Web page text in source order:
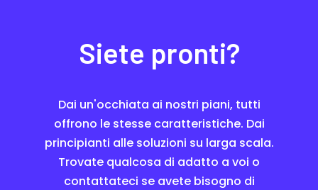
Siete pronti?
Dai un'occhiata ai nostri piani, tutti
offrono le stesse caratteristiche. Dai
principianti alle soluzioni su larga scala.
Trovate qualcosa di adatto a voi o
contattateci se avete bisogno di